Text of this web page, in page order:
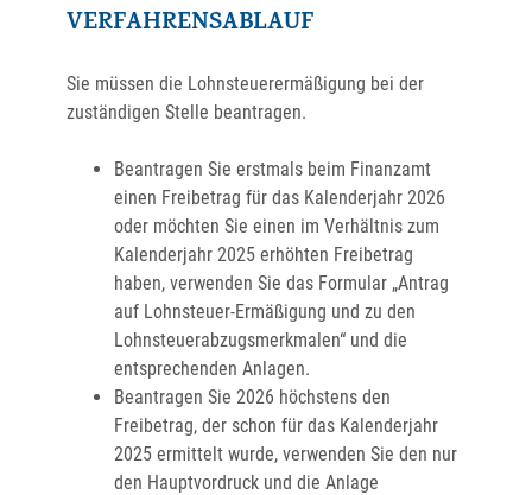
VERFAHRENSABLAUF
Sie müssen die Lohnsteuerermäßigung bei der
zuständigen Stelle beantragen.
Beantragen Sie erstmals beim Finanzamt
einen Freibetrag für das Kalenderjahr 2026
oder möchten Sie einen im Verhältnis zum
Kalenderjahr 2025 erhöhten Freibetrag
haben, verwenden Sie das Formular „Antrag
auf Lohnsteuer-Ermäßigung und zu den
Lohnsteuerabzugsmerkmalen“ und die
entsprechenden Anlagen.
Beantragen Sie 2026 höchstens den
Freibetrag, der schon für das Kalenderjahr
2025 ermittelt wurde, verwenden Sie den nur
den Hauptvordruck und die Anlage